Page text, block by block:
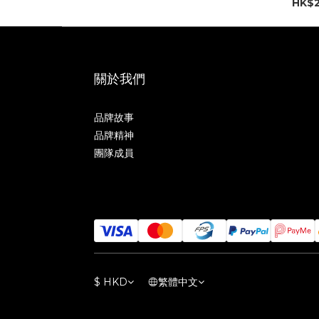
關於我們
品牌故事
品牌精神
團隊成員
$ HKD 繁體中文